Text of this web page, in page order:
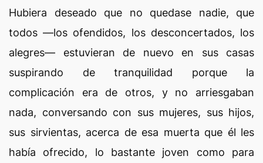
Hubiera deseado que no quedase nadie, que
todos —los ofendidos, los desconcertados, los
alegres— estuvieran de nuevo en sus casas
suspirando de tranquilidad porque la
complicación era de otros, y no arriesgaban
nada, conversando con sus mujeres, sus hijos,
sus sirvientas, acerca de esa muerta que él les
había ofrecido, lo bastante joven como para